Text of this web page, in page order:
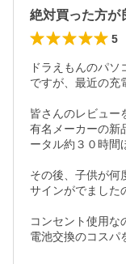
絶対買った方が
5
ドラえもんのパ
ですが、最近の充
皆さんのレビュー
有名メーカーの新
ータル約３０時間
その後、子供が何
サインがでました
コンセント使用な
電池交換のコスパ